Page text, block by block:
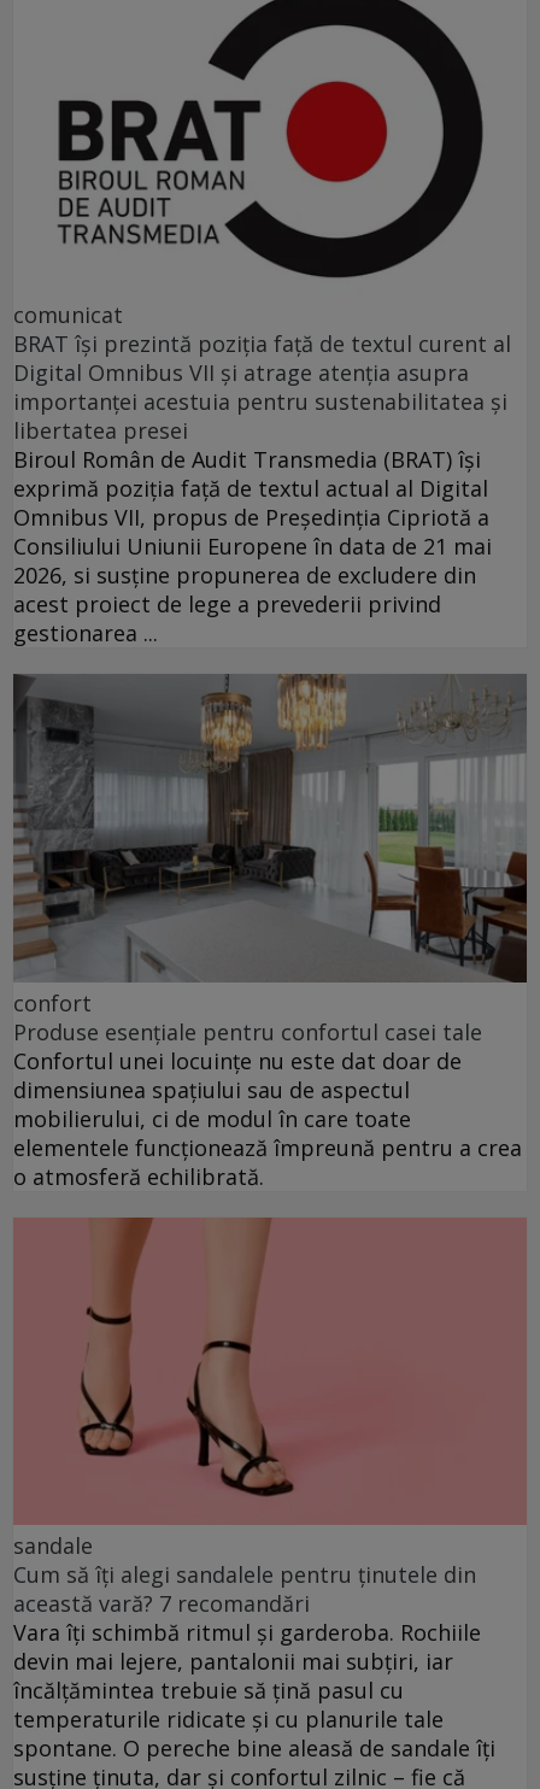
comunicat
BRAT își prezintă poziția față de textul curent al
Digital Omnibus VII și atrage atenția asupra
importanței acestuia pentru sustenabilitatea și
libertatea presei
Biroul Român de Audit Transmedia (BRAT) își
exprimă poziția față de textul actual al Digital
Omnibus VII, propus de Președinția Cipriotă a
Consiliului Uniunii Europene în data de 21 mai
2026, si susține propunerea de excludere din
acest proiect de lege a prevederii privind
gestionarea ...
confort
Produse esențiale pentru confortul casei tale
Confortul unei locuințe nu este dat doar de
dimensiunea spațiului sau de aspectul
mobilierului, ci de modul în care toate
elementele funcționează împreună pentru a crea
o atmosferă echilibrată.
sandale
Cum să îți alegi sandalele pentru ținutele din
această vară? 7 recomandări
Vara îți schimbă ritmul și garderoba. Rochiile
devin mai lejere, pantalonii mai subțiri, iar
încălțămintea trebuie să țină pasul cu
temperaturile ridicate și cu planurile tale
spontane. O pereche bine aleasă de sandale îți
susține ținuta, dar și confortul zilnic – fie că